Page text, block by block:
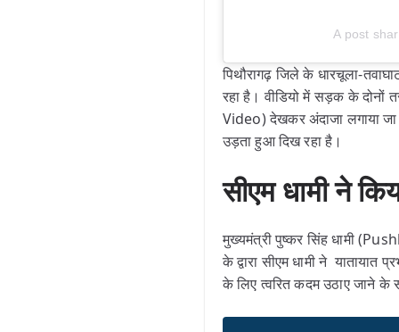
A post
पिथौरागढ़ जिले के धारचूला-
रहा है। वीडियो में सड़क के दोनों
Video) देखकर अंदाजा लगाया
उड़ता हुआ दिख रहा है।
सीएम धामी ने
मुख्यमंत्री पुष्कर सिंह धामी
के द्वारा सीएमधामी ने यातायात
के लिए त्वरित कदम उठाए जाने के